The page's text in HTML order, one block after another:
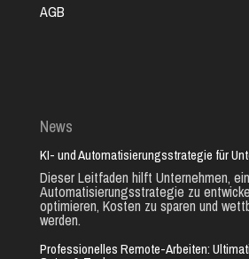
AGB
News
KI- und Automatisierungsstrategie für
Dieser Leitfaden hilft Unternehmen,
Automatisierungsstrategie zu
optimieren, Kosten zu sparen und
werden.
Professionelles Remote-Arbeiten: